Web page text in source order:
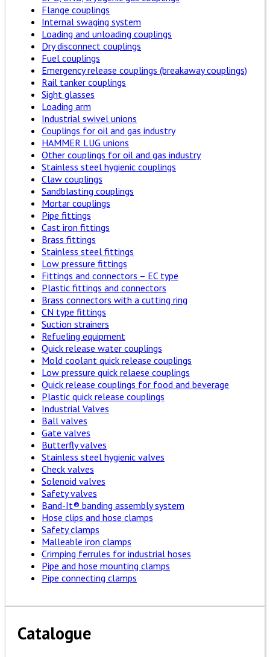
Flange couplings
Internal swaging system
Loading and unloading couplings
Dry disconnect couplings
Fuel couplings
Emergency release couplings (breakaway couplings)
Rail tanker couplings
Sight glasses
Loading arm
Industrial swivel unions
Couplings for oil and gas industry
HAMMER LUG unions
Other couplings for oil and gas industry
Stainless steel hygienic couplings
Claw couplings
Sandblasting couplings
Mortar couplings
Pipe fittings
Cast iron fittings
Brass fittings
Stainless steel fittings
Low pressure fittings
Fittings and connectors – EC type
Plastic fittings and connectors
Brass connectors with a cutting ring
CN type fittings
Suction strainers
Refueling equipment
Quick release water couplings
Mold coolant quick release couplings
Low pressure quick relaese couplings
Quick release couplings for food and beverage
Plastic quick release couplings
Industrial Valves
Ball valves
Gate valves
Butterfly valves
Stainless steel hygienic valves
Check valves
Solenoid valves
Safety valves
Band-It® banding assembly system
Hose clips and hose clamps
Safety clamps
Malleable iron clamps
Crimping ferrules for industrial hoses
Pipe and hose mounting clamps
Pipe connecting clamps
Catalogue